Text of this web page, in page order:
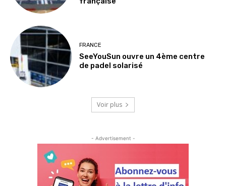
FRANCE
SeeYouSun ouvre un 4ème centre
de padel solarisé
Voir plus
- Advertisement -